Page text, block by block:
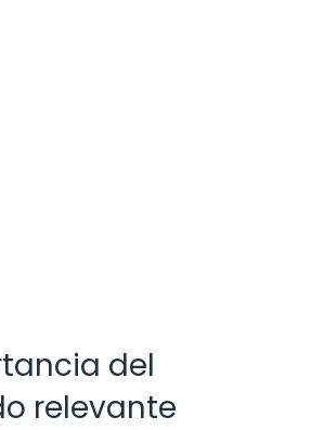
del
relevante